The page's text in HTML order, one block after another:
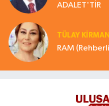
ADALET'TİR
TÜLAY KİRMAN